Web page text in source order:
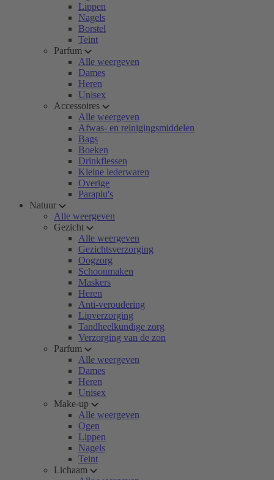
Lippen
Nagels
Borstel
Teint
Parfum
Alle weergeven
Dames
Heren
Unisex
Accessoires
Alle weergeven
Afwas- en reinigingsmiddelen
Bags
Boeken
Drinkflessen
Kleine lederwaren
Overige
Paraplu's
Natuur
Alle weergeven
Gezicht
Alle weergeven
Gezichtsverzorging
Oogzorg
Schoonmaken
Maskers
Heren
Anti-veroudering
Lipverzorging
Tandheelkundige zorg
Verzorging van de zon
Parfum
Alle weergeven
Dames
Heren
Unisex
Make-up
Alle weergeven
Ogen
Lippen
Nagels
Teint
Lichaam